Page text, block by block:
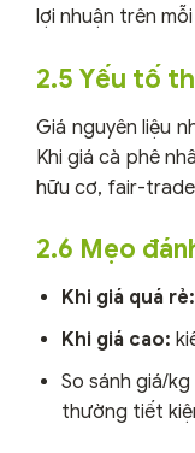
lợi nhuận trên
2.5 Yếu tố
Giá nguyên liệu
Khi giá cà phê
hữu cơ, fair-
2.6 Mẹo
Khi giá quá rẻ:
Khi giá cao:
So sánh giá/
thường tiết